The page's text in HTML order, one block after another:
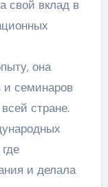
свой вклад в
она
и семинаров
стране.
и делала